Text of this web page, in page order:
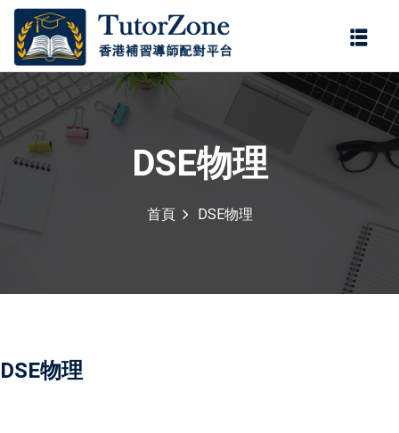
DSE物理
首頁 DSE物理
DSE物理
登錄